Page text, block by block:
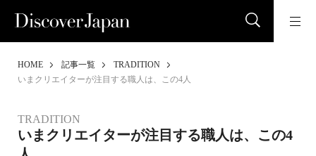
HOME 記事一覧
TRADITION
いまクリエイターが注目する職人は、この4人
TRADITION
いまクリエイターが注目する職人は、この4